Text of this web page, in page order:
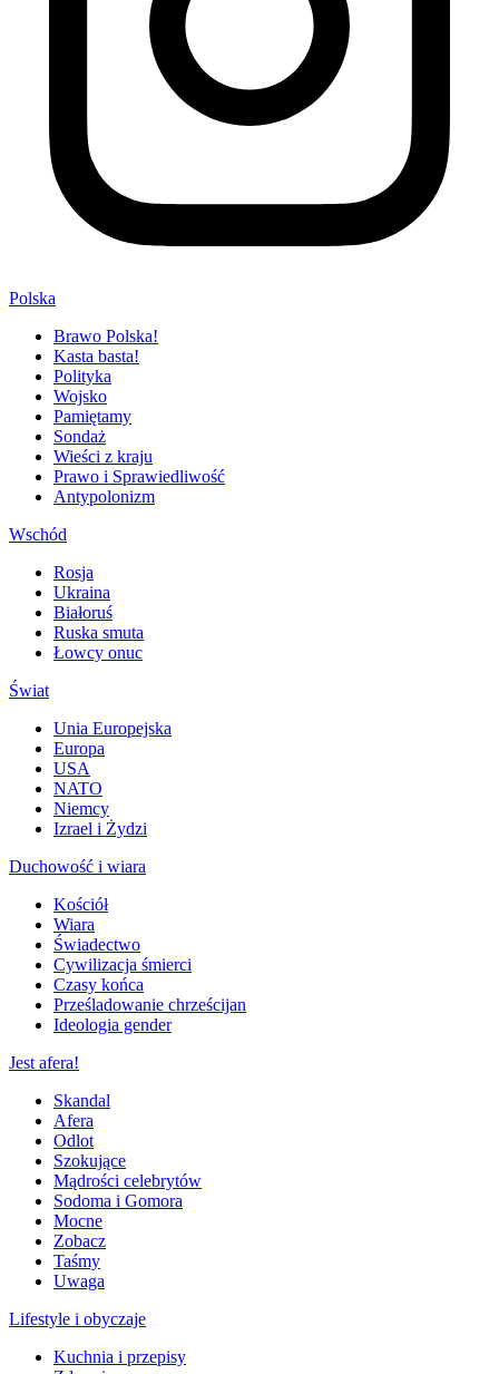
Polska
Brawo Polska!
Kasta basta!
Polityka
Wojsko
Pamiętamy
Sondaż
Wieści z kraju
Prawo i Sprawiedliwość
Antypolonizm
Wschód
Rosja
Ukraina
Białoruś
Ruska smuta
Łowcy onuc
Świat
Unia Europejska
Europa
USA
NATO
Niemcy
Izrael i Żydzi
Duchowość i wiara
Kościół
Wiara
Świadectwo
Cywilizacja śmierci
Czasy końca
Prześladowanie chrześcijan
Ideologia gender
Jest afera!
Skandal
Afera
Odlot
Szokujące
Mądrości celebrytów
Sodoma i Gomora
Mocne
Zobacz
Taśmy
Uwaga
Lifestyle i obyczaje
Kuchnia i przepisy